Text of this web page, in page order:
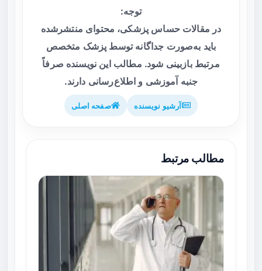
توجه:
در مقالات حساس پزشکی، محتوای منتشرشده
باید به‌صورت جداگانه توسط پزشک متخصص
مرتبط بازبینی شود. مطالب این نویسنده صرفاً
جنبه آموزشی و اطلاع‌رسانی دارند.
آرشیو نویسنده صفحه اصلی
مطالب مرتبط